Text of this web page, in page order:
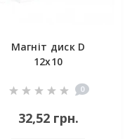
Магніт диск D
12x10
0
32,52 грн.